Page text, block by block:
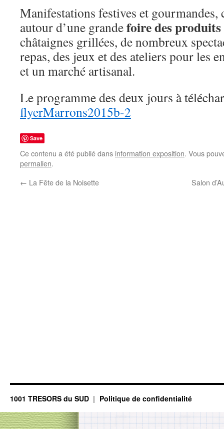
Manifestations festives et gourmandes,
autour d’une grandefoire des
châtaignes grillées, de nombreux
repas, des jeux et des ateliers pour les
et un marché artisanal.
Le programme des deux jours à
flyerMarrons2015b-2
Save
Ce contenu a été publié dans information exposition. Vous
permalien.
← La Fête de la Noisette Salon
1001 TRESORS du SUD Politique de confidentialité